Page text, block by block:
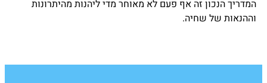
המדריך הנכון זה אף פעם לא מאוחר מדי ליהנות מהיתרונות
וההנאות של שחיה.